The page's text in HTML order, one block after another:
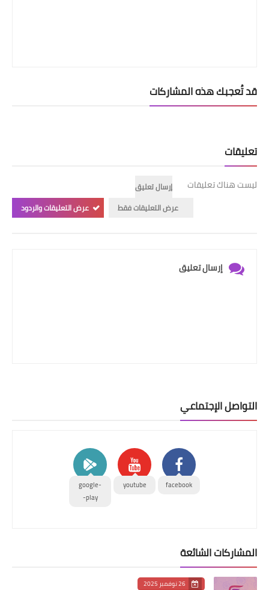
قد تُعجبك هذه المشاركات
تعليقات
ليست هناك تعليقات
إرسال تعليق
عرض التعليقات فقط
عرض التعليقات والردود
إرسال تعليق
التواصل الإجتماعي
facebook
youtube
google-
play-
المشاركات الشائعة
26 نوفمبر 2025